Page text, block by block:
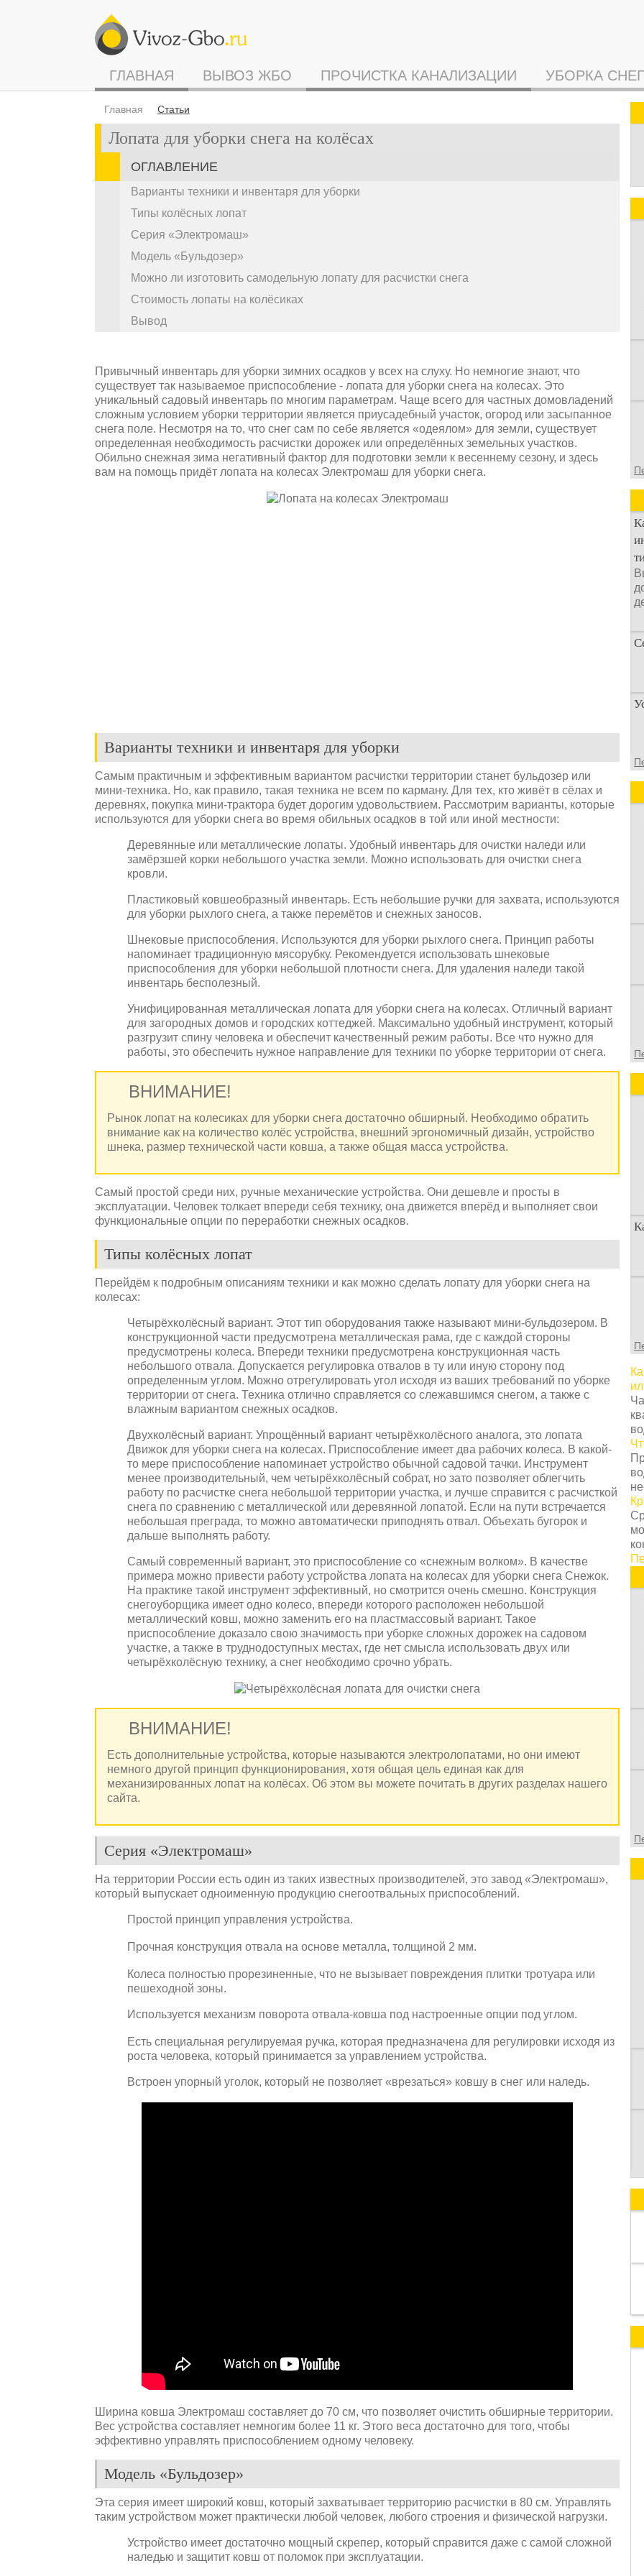
ГЛАВНАЯ ВЫВОЗ ЖБО ПРОЧИСТКА КАНАЛИЗАЦИИ УБОРКА
Главная Статьи
Лопата для уборки снега на колёсах
ОГЛАВЛЕНИЕ
Варианты техники и инвентаря для уборки
Типы колёсных лопат
Серия «Электромаш»
Модель «Бульдозер»
Можно ли изготовить самодельную лопату для расчистки снега
Стоимость лопаты на колёсиках
Вывод
Привычный инвентарь для уборки зимних осадков у всех на слуху. Но немногие знают, что
существует так называемое приспособление - лопата для уборки снега на колесах. Это
уникальный садовый инвентарь по многим параметрам. Чаще всего для частных домовладений
сложным условием уборки территории является приусадебный участок, огород или засыпанное
снега поле. Несмотря на то, что снег сам по себе является «одеялом» для земли, существует
определенная необходимость расчистки дорожек или определённых земельных участков.
Обильно снежная зима негативный фактор для подготовки земли к весеннему сезону, и здесь
вам на помощь придёт лопата на колесах Электромаш для уборки снега.
Варианты техники и инвентаря для уборки
Самым практичным и эффективным вариантом расчистки территории станет бульдозер или
мини-техника. Но, как правило, такая техника не всем по карману. Для тех, кто живёт в сёлах и
деревнях, покупка мини-трактора будет дорогим удовольствием. Рассмотрим варианты, которые
используются для уборки снега во время обильных осадков в той или иной местности:
Деревянные или металлические лопаты. Удобный инвентарь для очистки наледи или
замёрзшей корки небольшого участка земли. Можно использовать для очистки снега
кровли.
Пластиковый ковшеобразный инвентарь. Есть небольшие ручки для захвата, используются
для уборки рыхлого снега, а также перемётов и снежных заносов.
Шнековые приспособления. Используются для уборки рыхлого снега. Принцип работы
напоминает традиционную мясорубку. Рекомендуется использовать шнековые
приспособления для уборки небольшой плотности снега. Для удаления наледи такой
инвентарь бесполезный.
Унифицированная металлическая лопата для уборки снега на колесах. Отличный вариант
для загородных домов и городских коттеджей. Максимально удобный инструмент, который
разгрузит спину человека и обеспечит качественный режим работы. Все что нужно для
работы, это обеспечить нужное направление для техники по уборке территории от снега.
ВНИМАНИЕ!
Рынок лопат на колесиках для уборки снега достаточно обширный. Необходимо обратить
внимание как на количество колёс устройства, внешний эргономичный дизайн, устройство
шнека, размер технической части ковша, а также общая масса устройства.
Самый простой среди них, ручные механические устройства. Они дешевле и просты в
эксплуатации. Человек толкает впереди себя технику, она движется вперёд и выполняет свои
функциональные опции по переработки снежных осадков.
Типы колёсных лопат
Перейдём к подробным описаниям техники и как можно сделать лопату для уборки снега на
колесах:
Четырёхколёсный вариант. Этот тип оборудования также называют мини-бульдозером. В
конструкционной части предусмотрена металлическая рама, где с каждой стороны
предусмотрены колеса. Впереди техники предусмотрена конструкционная часть
небольшого отвала. Допускается регулировка отвалов в ту или иную сторону под
определенным углом. Можно отрегулировать угол исходя из ваших требований по уборке
территории от снега. Техника отлично справляется со слежавшимся снегом, а также с
влажным вариантом снежных осадков.
Двухколёсный вариант. Упрощённый вариант четырёхколёсного аналога, это лопата
Движок для уборки снега на колесах. Приспособление имеет два рабочих колеса. В какой-
то мере приспособление напоминает устройство обычной садовой тачки. Инструмент
менее производительный, чем четырёхколёсный собрат, но зато позволяет облегчить
работу по расчистке снега небольшой территории участка, и лучше справится с расчисткой
снега по сравнению с металлической или деревянной лопатой. Если на пути встречается
небольшая преграда, то можно автоматически приподнять отвал. Объехать бугорок и
дальше выполнять работу.
Самый современный вариант, это приспособление со «снежным волком». В качестве
примера можно привести работу устройства лопата на колесах для уборки снега Снежок.
На практике такой инструмент эффективный, но смотрится очень смешно. Конструкция
снегоуборщика имеет одно колесо, впереди которого расположен небольшой
металлический ковш, можно заменить его на пластмассовый вариант. Такое
приспособление доказало свою значимость при уборке сложных дорожек на садовом
участке, а также в труднодоступных местах, где нет смысла использовать двух или
четырёхколёсную технику, а снег необходимо срочно убрать.
ВНИМАНИЕ!
Есть дополнительные устройства, которые называются электролопатами, но они имеют
немного другой принцип функционирования, хотя общая цель единая как для
механизированных лопат на колёсах. Об этом вы можете почитать в других разделах нашего
сайта.
Серия «Электромаш»
На территории России есть один из таких известных производителей, это завод «Электромаш»,
который выпускает одноименную продукцию снегоотвальных приспособлений.
Простой принцип управления устройства.
Прочная конструкция отвала на основе металла, толщиной 2 мм.
Колеса полностью прорезиненные, что не вызывает повреждения плитки тротуара или
пешеходной зоны.
Используется механизм поворота отвала-ковша под настроенные опции под углом.
Есть специальная регулируемая ручка, которая предназначена для регулировки исходя из
роста человека, который принимается за управлением устройства.
Встроен упорный уголок, который не позволяет «врезаться» ковшу в снег или наледь.
Ширина ковша Электромаш составляет до 70 см, что позволяет очистить обширные территории.
Вес устройства составляет немногим более 11 кг. Этого веса достаточно для того, чтобы
эффективно управлять приспособлением одному человеку.
Модель «Бульдозер»
Эта серия имеет широкий ковш, который захватывает территорию расчистки в 80 см. Управлять
таким устройством может практически любой человек, любого строения и физической нагрузки.
Устройство имеет достаточно мощный скрепер, который справится даже с самой сложной
наледью и защитит ковш от поломок при эксплуатации.